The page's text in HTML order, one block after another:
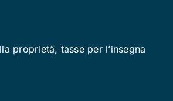
proprietà, tasse per l’insegna